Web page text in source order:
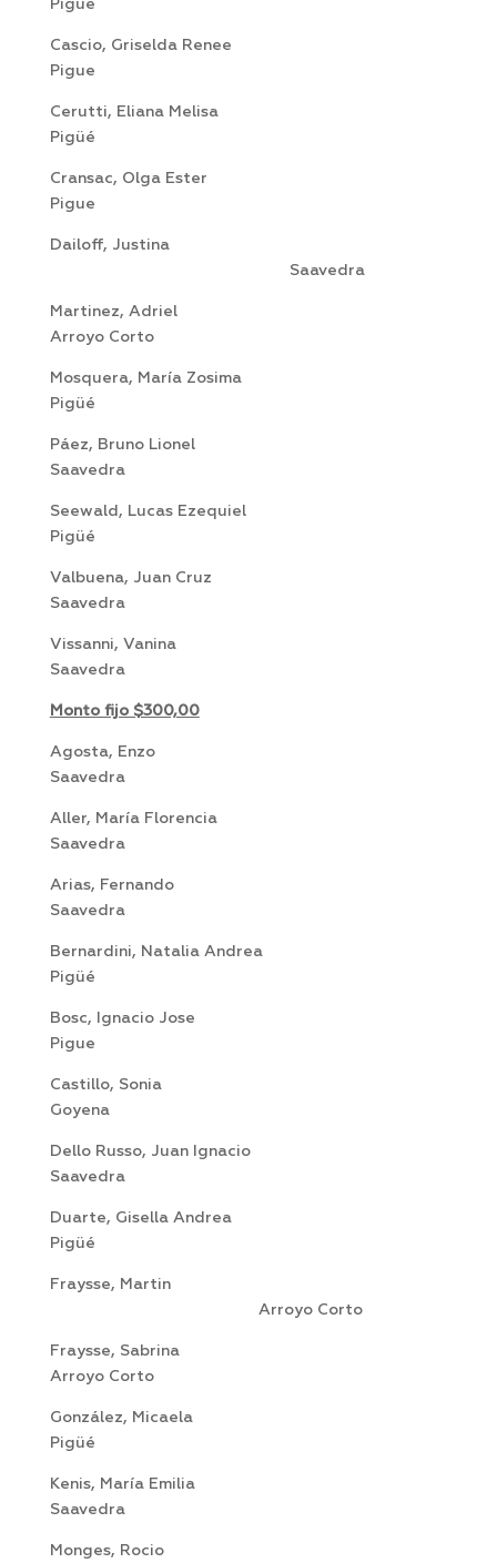
Pigue
Cascio, Griselda Renee
Pigue
Cerutti, Eliana Melisa
Pigüé
Cransac, Olga Ester
Pigue
Dailoff, Justina
Saavedra
Martinez, Adriel
Arroyo Corto
Mosquera, María Zosima
Pigüé
Páez, Bruno Lionel
Saavedra
Seewald, Lucas Ezequiel
Pigüé
Valbuena, Juan Cruz
Saavedra
Vissanni, Vanina
Saavedra
Monto fijo $300,00
Agosta, Enzo
Saavedra
Aller, María Florencia
Saavedra
Arias, Fernando
Saavedra
Bernardini, Natalia Andrea
Pigüé
Bosc, Ignacio Jose
Pigue
Castillo, Sonia
Goyena
Dello Russo, Juan Ignacio
Saavedra
Duarte, Gisella Andrea
Pigüé
Fraysse, Martin
Arroyo Corto
Fraysse, Sabrina
Arroyo Corto
González, Micaela
Pigüé
Kenis, María Emilia
Saavedra
Monges, Rocio